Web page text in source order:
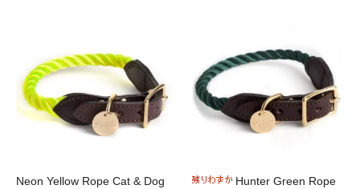
Neon Yellow Rope Cat & Dog
Hunter Green Rope